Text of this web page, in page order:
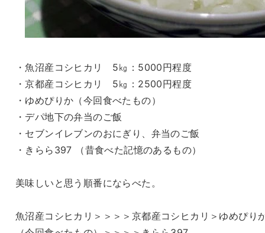
・魚沼産コシヒカリ 5㎏：5000円程度
・京都産コシヒカリ 5㎏：2500円程度
・ゆめぴりか（今回食べたもの）
・デパ地下の弁当のご飯
・セブンイレブンのおにぎり、弁当のご飯
・きらら397 （昔食べた記憶のあるもの）
美味しいと思う順番にならべた。
魚沼産コシヒカリ＞＞＞＞京都産コシヒカリ＞ゆめぴり